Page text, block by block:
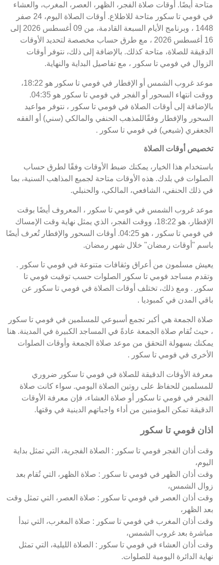
متاحة أيضًا. أوقات صلاة الفجر، الظهر، العصر، المغرب، والعشاء
في فومي تا سكور متاحة للاطلاع. أوقات الصلاة اليوم، 24 صفر
1448 ، وبرنامج الأيام السبعة القادمة، من 09 أغسطس 2026 إلى
16 أغسطس 2026 ، مع طرق حساب مخصصة لتحديد الأوقات
الدقيقة للصلاة، متاحة كذلك. بالإضافة إلى ذلك، نتوفر أوقات
الزوال في فومي تا سكور ، مع تفاصيل البداية والنهاية.
موعد غروب الشمس أو الإفطار في فومي تا سكور هو 18:22،
ووقت انتهاء السحور أو الفجر في فومي تا سكور هو 04:35.
بالإضافة إلى أوقات الصلاة في فومي تا سكور ، نتوفر مواعيد
السحور والإفطار وفقًاللمذهب الحنفي والمالكي (سني) أو الفقه
الجعفري (شيعي) في فومي تا سكور .
تخصيص أوقات الصلاة
باستخدام هذا الخيار، يمكنك ضبط الأوقات وفقًا لطرق حساب
الصلوات في بلدك. هذه الأوقات متاحة لجميع المذاهب السنية، بما
في ذلك الحنفي، الشافعي، المالكي، والحنبلي.
موعد غروب الشمس في فومي تا سكور ، المعروف أيضًا بوقت
الإفطار، هو 18:22، ووقت الفجر، الذي يمثل نهاية وقت الإمساك
في فومي تا سكور ، هو 04:25. أوقات السحور والإفطار تُعرف أيضًا
باسم "أوقات رمضان" خلال شهر رمضان.
يعيش مسلمون من أعراق وثقافات متنوعة في فومي تا سكور .
وتقدم مساجد فومي تا سكور الصلوات حسب توقيت فومي تا
سكور . ومع ذلك، تختلف أوقات الصلاة في فومي تا سكور عن
باقي المدن في كمبوديا .
صلاة الجمعة هي أكبر تجمع أسبوعي للمسلمين في فومي تا سكور
، حيث تُقام صلاة الجمعة عادةً في المساجد الكبيرة في المدينة. هنا
يمكنك بسهولة التحقق من موعد صلاة الجمعة وأوقات الصلوات
الأخرى في فومي تا سكور .
معرفة الأوقات الدقيقة للصلاة في فومي تا سكور ضروري
للمسلمين للحفاظ على روتين الصلاة اليومي. سواء كانت صلاة
الفجر في فومي تا سكور أو صلاة العشاء، فإن معرفة الأوقات
الدقيقة تمكن المؤمنين من أداء واجباتهم الدينية في وقتها.
اذان فومي تا سكور
وقت أذان الفجر فومي تا سكور : الصلاة الفجرية، التي تمثل بداية
اليوم،
وقت أذان الظهر في فومي تا سكور : صلاة الظهر، التي تُقام بعد
زوال الشمس،
وقت أذان العصر في فومي تا سكور : صلاة العصر، التي تمثل وقت
بعد الظهر،
وقت أذان المغرب في فومي تا سكور : صلاة المغرب، التي تبدأ
مباشرة بعد غروب الشمس،
وقت أذان العشاء في فومي تا سكور : الصلاة الليلية، التي تمثل
نهاية الدائرة اليومية للصلوات.